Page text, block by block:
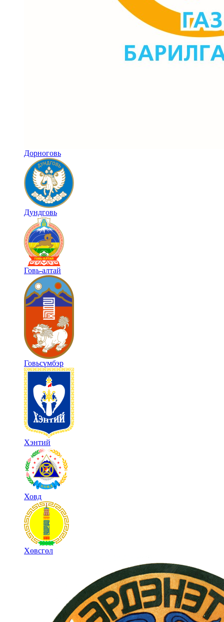
Дорноговь
Дундговь
Говь-алтай
Говьсүмбэр
Хэнтий
Ховд
Хөвсгөл